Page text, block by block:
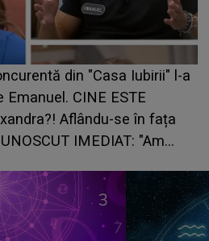
8-9 august 2026. Zodia
bani. O decizie luată în
și îi dă toate